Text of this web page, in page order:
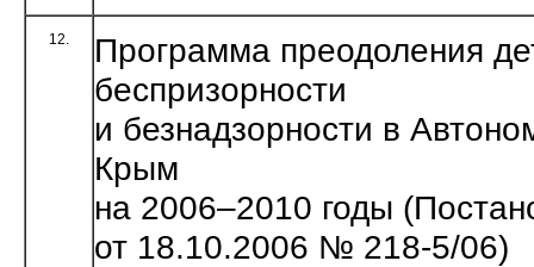
12.
Программа преодоления
беспризорности
и безнадзорности в
Крым
на 2006–2010 годы
от 18.10.2006 № 218-5/06)